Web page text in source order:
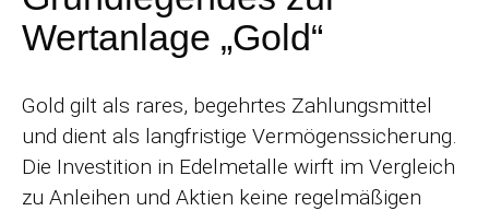
Wertanlage „Gold“
Gold gilt als rares, begehrtes Zahlungsmittel
und dient als langfristige Vermögenssicherung.
Die Investition in Edelmetalle wirft im Vergleich
zu Anleihen und Aktien keine regelmäßigen